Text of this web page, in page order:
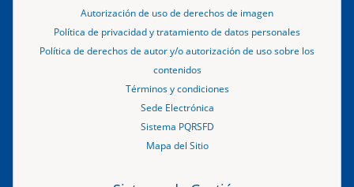
Autorización de uso de derechos de imagen
Política de privacidad y tratamiento de datos personales
Política de derechos de autor y/o autorización de uso sobre los
contenidos
Términos y condiciones
Sede Electrónica
Sistema PQRSFD
Mapa del Sitio